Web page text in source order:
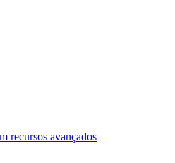
recursos avançados